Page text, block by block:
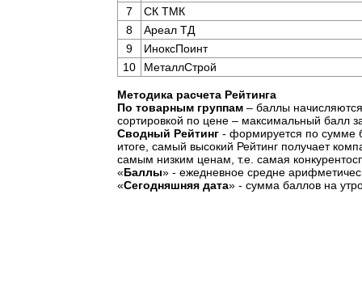
7
СК ТМК
8
Ареал ТД
9
ИноксПоинт
10
МеталлСтрой
Методика расчета Рейтинга
По товарным группам – баллы
сортировкой по цене – максимальный балл
Сводный Рейтинг - формируется по сумме
итоге, самый высокий Рейтинг получает
самым низким ценам, т.е. самая
«Баллы» - ежедневное средне
«Сегодняшняя дата» - сумма баллов на